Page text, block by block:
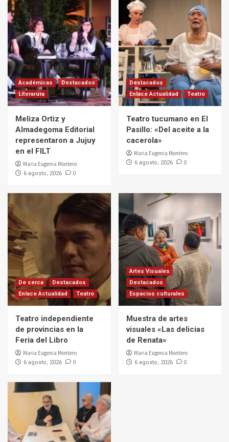
Académicas
Destacados
Literarura
Meliza Ortiz y
Almadegoma Editorial
representaron a Jujuy
en el FILT
Maria Eugenia Montero
6 agosto, 2026 0
Destacados
Enlace Actualidad
Teatro
Teatro tucumano en El
Pasillo: «Del aceite a la
cacerola»
Maria Eugenia Montero
6 agosto, 2026 0
De cerca
Destacados
Enlace Actualidad
Teatro
Teatro independiente
de provincias en la
Feria del Libro
Maria Eugenia Montero
6 agosto, 2026 0
Artes Visuales
Destacados
Espacios culturales
Muestra de artes
visuales «Las delicias
de Renata»
Maria Eugenia Montero
6 agosto, 2026 0